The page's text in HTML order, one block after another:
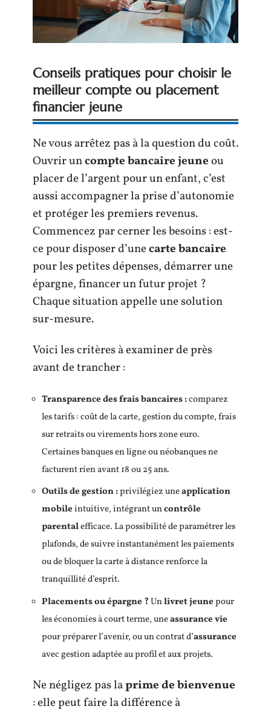
Conseils pratiques pour choisir le
meilleur compte ou placement
financier jeune
Ne vous arrêtez pas à la question du coût.
Ouvrir uncompte bancaire jeuneou
placer de l’argent pour un enfant, c’est
aussi accompagner la prise d’autonomie
et protéger les premiers revenus.
Commencez par cerner les besoins : est-
ce pour disposer d’unecarte bancaire
pour les petites dépenses, démarrer une
épargne, financer un futur projet ?
Chaque situation appelle une solution
sur-mesure.
Voici les critères à examiner de près
avant de trancher :
Transparence des frais bancaires :comparez
les tarifs : coût de la carte, gestion du compte, frais
sur retraits ou virements hors zone euro.
Certaines banques en ligne ou néobanques ne
facturent rien avant 18 ou 25 ans.
Outils de gestion :privilégiez uneapplication
mobileintuitive, intégrant uncontrôle
parentalefficace. La possibilité de paramétrer les
plafonds, de suivre instantanément les paiements
ou de bloquer la carte à distance renforce la
tranquillité d’esprit.
Placements ou épargne ?Unlivret jeunepour
les économies à court terme, uneassurance vie
pour préparer l’avenir, ou un contrat d’assurance
avec gestion adaptée au profil et aux projets.
Ne négligez pas laprime de bienvenue
: elle peut faire la différence à